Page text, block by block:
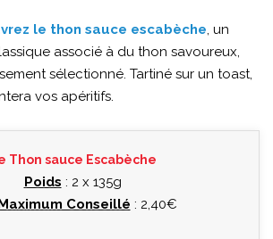
le thon sauce escabèche, un
associé à du thon savoureux,
sélectionné. Tartiné sur un toast,
vos apéritifs.
Thon sauce Escabèche
Poids : 2 x 135g
Conseillé : 2,40€